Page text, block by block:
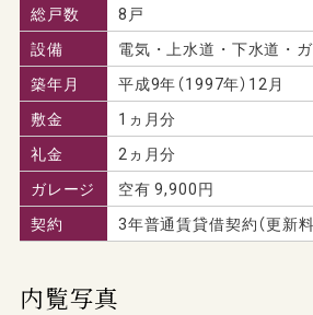
総戸数
8戸
設備
電気・上水道・下水道・
築年月
平成9年（1997年）12月
敷金
1ヵ月分
礼金
2ヵ月分
ガレージ
空有 9,900円
契約
3年普通賃貸借契約（更新
内覧写真